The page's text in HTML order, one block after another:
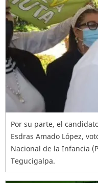
Por su parte, el
Esdras Amado López,
Nacional de la Infancia
Tegucigalpa.